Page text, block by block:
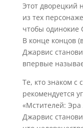
Этот дворецкий
из тех
чтобы одинокие
В конце концов
Джарвис
впервые
Те, кто знаком с
рекомендуется
«Мстителей: Эра
Джарвис